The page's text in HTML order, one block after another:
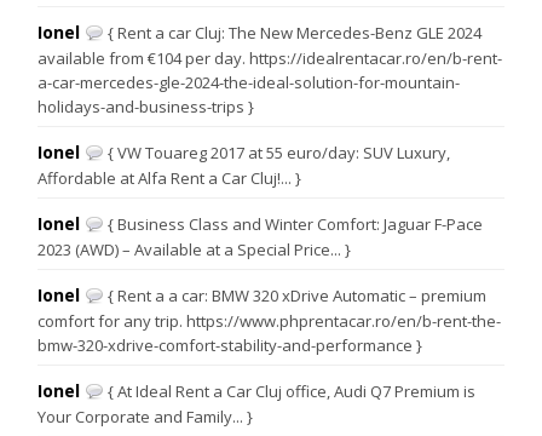
Ionel
{ Rent a car Cluj: The New Mercedes-Benz GLE 2024
available from €104 per day. https://idealrentacar.ro/en/b-rent-
a-car-mercedes-gle-2024-the-ideal-solution-for-mountain-
holidays-and-business-trips }
Ionel
{ VW Touareg 2017 at 55 euro/day: SUV Luxury,
Affordable at Alfa Rent a Car Cluj!... }
Ionel
{ Business Class and Winter Comfort: Jaguar F-Pace
2023 (AWD) – Available at a Special Price... }
Ionel
{ Rent a a car: BMW 320 xDrive Automatic – premium
comfort for any trip. https://www.phprentacar.ro/en/b-rent-the-
bmw-320-xdrive-comfort-stability-and-performance }
Ionel
{ At Ideal Rent a Car Cluj office, Audi Q7 Premium is
Your Corporate and Family... }